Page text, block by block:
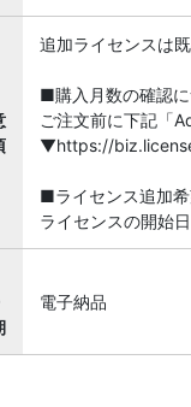
追加ライセンスは
■購入月数の確認
ご注文前に下記「
▼https://
■ライセンス追加
ライセンスの開始
電子納品